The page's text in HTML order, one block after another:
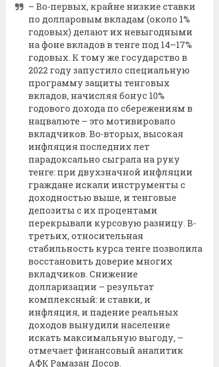
– Во-первых, крайне низкие ставки
по долларовым вкладам (около 1%
годовых) делают их невыгодными
на фоне вкладов в тенге под 14–17%
годовых. К тому же государство в
2022 году запустило специальную
программу защиты тенговых
вкладов, начисляя бонус 10%
годового дохода по сбережениям в
нацвалюте – это мотивировало
вкладчиков. Во-вторых, высокая
инфляция последних лет
парадоксально сыграла на руку
тенге: при двухзначной инфляции
граждане искали инструменты с
доходностью выше, и тенговые
депозиты с их процентами
перекрывали курсовую разницу. В-
третьих, относительная
стабильность курса тенге позволила
восстановить доверие многих
вкладчиков. Снижение
долларизации – результат
комплексный: и ставки, и
инфляция, и падение реальных
доходов вынудили население
искать максимальную выгоду, –
отмечает финансовый аналитик
АФК Рамазан Досов.